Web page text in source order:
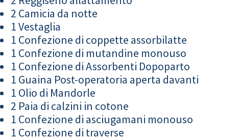
2 Camicia da notte
1 Vestaglia
1 Confezione di coppette assorbilatte
1 Confezione di mutandine monouso
1 Confezione di Assorbenti Dopoparto
1 Guaina Post-operatoria aperta davanti
1 Olio di Mandorle
2 Paia di calzini in cotone
1 Confezione di asciugamani monouso
1 Confezione di traverse